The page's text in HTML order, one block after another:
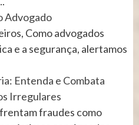
Advogado
Como advogados
e a segurança, alertamos
Entenda e Combata
Irregulares
fraudes como